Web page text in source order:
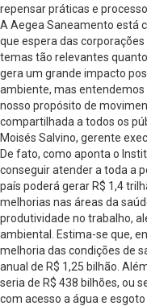
repensar práticas e
A Aegea Saneamento está
que espera das
temas tão relevantes
gera um grande impacto
ambiente, mas entendemos
nosso propósito de
compartilhada a todos os
Moisés Salvino, gerente
De fato, como aponta o
conseguir atender a toda a
país poderá gerar R$ 1,4
melhorias nas áreas da
produtividade no trabalho,
ambiental. Estima-se que,
melhoria das condições de
anual de R$ 1,25 bilhão.
seria de R$ 438 bilhões, ou
com acesso a água e